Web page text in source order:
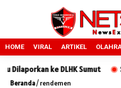
HOME VIRAL ARTIKEL
ke DLHK Sumut
Beranda/rendemen